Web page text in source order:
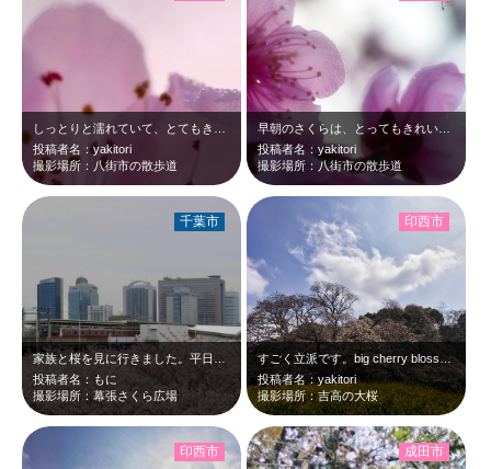
投稿者名：yakitori
撮影場所：八街市の散歩道
早朝のさくらは、とってもきれいですよ。cherry blossam at 5:…
投稿者名：yakitori
撮影場所：八街市の散歩道
投稿者名：もに
撮影場所：幕張さくら広場
千葉市
すごく立派です。big cherry blossams at 11:01 Ma…
投稿者名：yakitori
撮影場所：吉高の大桜
印西市
印西市 成田市